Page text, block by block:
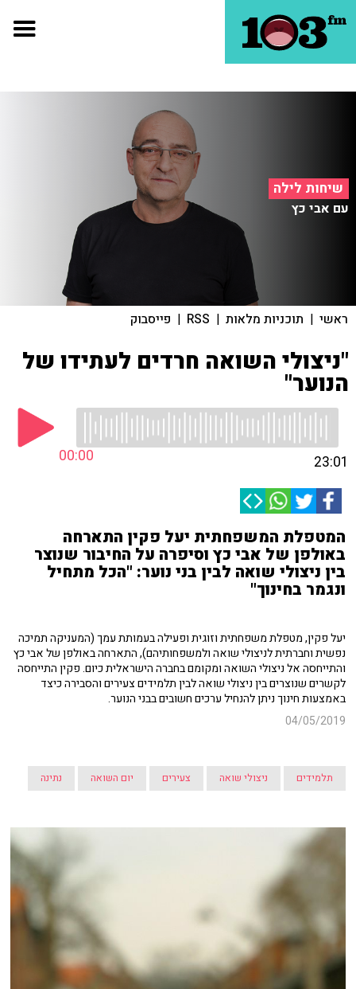
שיחות לילה
עם אבי כץ
ראשי | תוכניות מלאות |
RSS
| פייסבוק
"ניצולי השואה חרדים לעתידו של
הנוער"
00:00 23:01
המטפלת המשפחתית יעל פקין התארחה
באולפן של אבי כץ וסיפרה על החיבור שנוצר
בין ניצולי שואה לבין בני נוער: "הכל מתחיל
ונגמר בחינוך"
יעל פקין, מטפלת משפחתית וזוגית ופעילה בעמותת עמך (המעניקה תמיכה
נפשית וחברתית לניצולי שואה ולמשפחותיהם), התארחה באולפן של אבי כץ
והתייחסה אל ניצולי השואה ומקומם בחברה הישראלית כיום. פקין התייחסה
לקשרים שנוצרים בין ניצולי שואה לבין תלמידים צעירים והסבירה כיצד
באמצעות חינוך ניתן להנחיל ערכים חשובים בבני הנוער.
04/05/2019
תלמידים ניצולי שואה צעירים יום השואה נתינה